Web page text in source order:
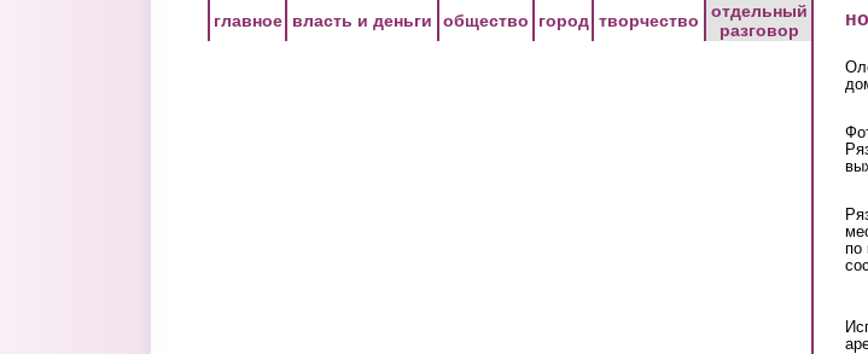
главное власть и деньги общество город творчество
отдельный
разговор
по